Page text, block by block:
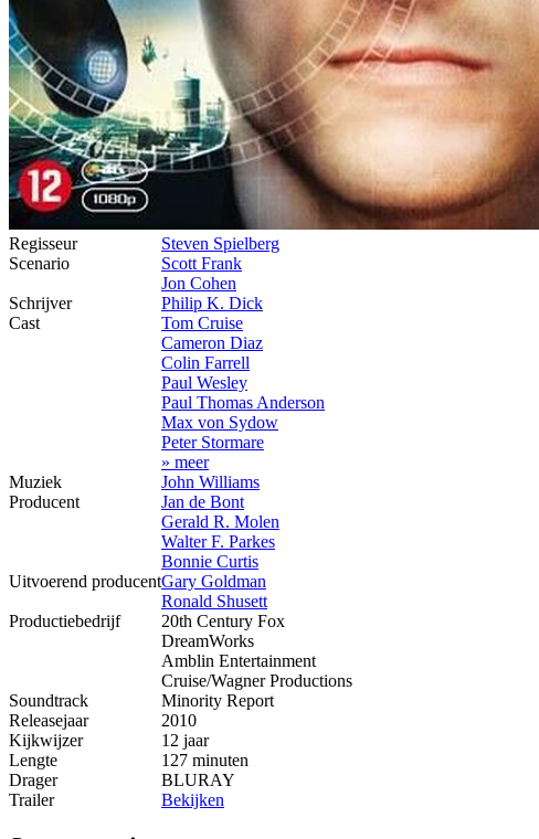
Regisseur
Steven Spielberg
Scenario
Scott Frank
Jon Cohen
Schrijver
Philip K. Dick
Cast
Tom Cruise
Cameron Diaz
Colin Farrell
Paul Wesley
Paul Thomas Anderson
Max von Sydow
Peter Stormare
» meer
Muziek
John Williams
Producent
Jan de Bont
Gerald R. Molen
Walter F. Parkes
Bonnie Curtis
Uitvoerend producentGary Goldman
Ronald Shusett
Productiebedrijf
20th Century Fox
DreamWorks
Amblin Entertainment
Cruise/Wagner Productions
Soundtrack
Minority Report
Releasejaar
2010
Kijkwijzer
12 jaar
Lengte
127 minuten
Drager
BLURAY
Trailer
Bekijken